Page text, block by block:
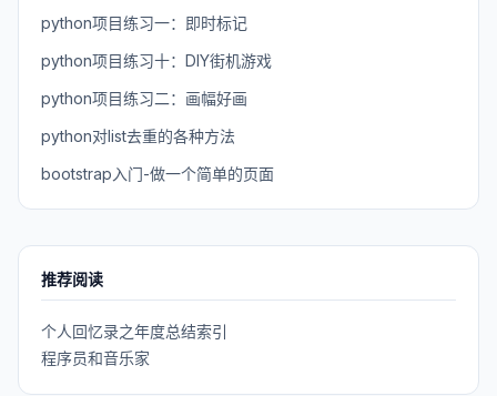
python项目练习一：即时标记
python项目练习十：DIY街机游戏
python项目练习二：画幅好画
python对list去重的各种方法
bootstrap入门-做一个简单的页面
推荐阅读
个人回忆录之年度总结索引
程序员和音乐家